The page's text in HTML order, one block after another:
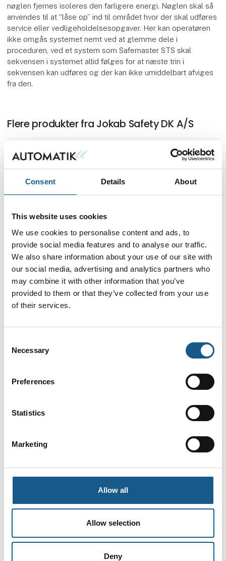
Consent Details About
This website uses cookies
We use cookies to personalise content and ads, to
provide social media features and to analyse our traffic.
We also share information about your use of our site with
our social media, advertising and analytics partners who
may combine it with other information that you’ve
provided to them or that they’ve collected from your use
of their services.
Selection
Necessary
Preferences
Statistics
Marketing
Allow all
Allow selection
Deny
nøglen fjernes isoleres den farligere energi. Nøglen skal så
anvendes til at “låse op” ind til området hvor der skal udføres
service eller vedligeholdelsesopgaver. Her kan operatøren
ikke omgås systemet nemt ved at glemme dele i
proceduren, ved et system som Safemaster STS skal
sekvensen i systemet altid følges for at næste trin i
sekvensen kan udføres og der kan ikke umiddelbart afviges
fra den.
Flere produkter fra Jokab Safety DK A/S
Sikkerheds PLC Pluto
Sikkerhedsmodul Vital
Sikkerhedsrelæer Sentry
Stoptidsmåler Safetyman DT3